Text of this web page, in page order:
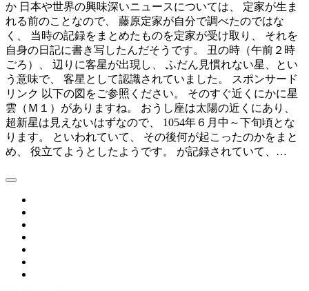
か 日本や世界の興味深いニュースについては、 定家が生ま
れる前のことなので、 藤原定家が自分で調べたのではな
く、 当時の記録をまとめたものを定家が受け取り、 それを
自身の日記に書き写したんだそうです。 丑の時（午前２時
ごろ）、 辺りに客星が出現し、 ふだん見慣れない星、とい
う意味で、 客星として認識されていました。 スポンサード
リンク 以下の図をご参照ください。 そのすぐ近くにかに星
雲（Ｍ１）がありますね。 おうし座は太陽の近くにあり、
超新星は見えないはずなので、 1054年６月中～下旬頃とな
ります。 といわれていて、 その後何が起こったのかをまと
め、 役立てようとしたようです。 が記録されていて、…